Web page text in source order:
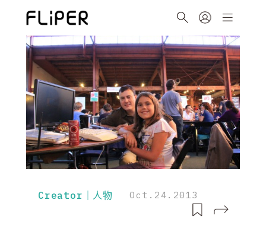
Creator｜人物 Oct.24.2013